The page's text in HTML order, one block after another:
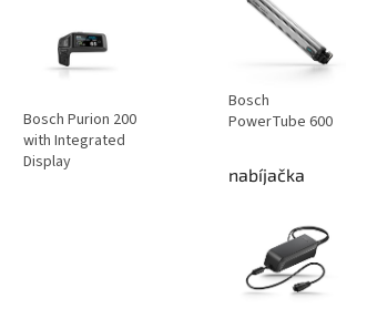
Bosch Purion 200
with Integrated
Display
Bosch
PowerTube 600
nabíjačka